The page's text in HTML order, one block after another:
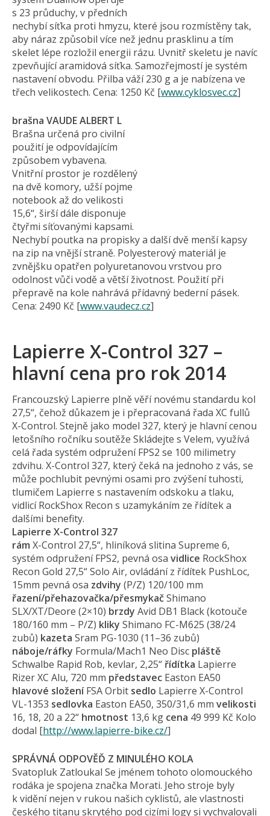
s 23 průduchy, v předních
nechybí síťka proti hmyzu, které jsou rozmístěny tak,
aby náraz způsobil více než jednu prasklinu a tím
skelet lépe rozložil energii rázu. Uvnitř skeletu je navíc
zpevňující aramidová síťka. Samozřejmostí je systém
nastavení obvodu. Přilba váží 230 g a je nabízena ve
třech velikostech. Cena: 1250 Kč [www.cyklosvec.cz]
brašna VAUDE ALBERT L
Brašna určená pro civilní
použití je odpovídajícím
způsobem vybavena.
Vnitřní prostor je rozdělený
na dvě komory, užší pojme
notebook až do velikosti
15,6“, širší dále disponuje
čtyřmi síťovanými kapsami.
Nechybí poutka na propisky a další dvě menší kapsy
na zip na vnější straně. Polyesterový materiál je
zvnějšku opatřen polyuretanovou vrstvou pro
odolnost vůči vodě a větší životnost. Použití při
přepravě na kole nahrává přídavný bederní pásek.
Cena: 2490 Kč [www.vaudecz.cz]
Lapierre X-Control 327 –
hlavní cena pro rok 2014
Francouzský Lapierre plně věří novému standardu kol
27,5“, čehož důkazem je i přepracovaná řada XC fullů
X-Control. Stejně jako model 327, který je hlavní cenou
letošního ročníku soutěže Skládejte s Velem, využívá
celá řada systém odpružení FPS2 se 100 milimetry
zdvihu. X-Control 327, který čeká na jednoho z vás, se
může pochlubit pevnými osami pro zvýšení tuhosti,
tlumičem Lapierre s nastavením odskoku a tlaku,
vidlicí RockShox Recon s uzamykáním ze řídítek a
dalšími benefity.
Lapierre X-Control 327
rám X-Control 27,5“, hliníková slitina Supreme 6,
systém odpružení FPS2, pevná osa vidlice RockShox
Recon Gold 27,5“ Solo Air, ovládání z řídítek PushLoc,
15mm pevná osa zdvihy (P/Z) 120/100 mm
řazení/přehazo­vačka/přesmykačShimano
SLX/XT/Deore (2×10) brzdy Avid DB1 Black (kotouče
180/160 mm – P/Z) kliky Shimano FC-M625 (38/24
zubů) kazeta Sram PG-1030 (11–36 zubů)
náboje/ráfky Formula/Mach1 Neo Disc pláště
Schwalbe Rapid Rob, kevlar, 2,25“ řídítka Lapierre
Rizer XC Alu, 720 mm představec Easton EA50
hlavové složeníFSA Orbit sedlo Lapierre X-Control
VL-1353 sedlovka Easton EA50, 350/31,6 mm velikosti
16, 18, 20 a 22“ hmotnost 13,6 kg cena 49 999 Kč Kolo
dodal [http://www.lapierre-bike.cz/]
SPRÁVNÁ ODPOVĚĎ Z MINULÉHO KOLA
Svatopluk Zatloukal Se jménem tohoto olomouckého
rodáka je spojena značka Morati. Jeho stroje byly
k vidění nejen v rukou našich cyklistů, ale vlastnosti
českého titanu skrytého pod cizími logy si vychvalovali